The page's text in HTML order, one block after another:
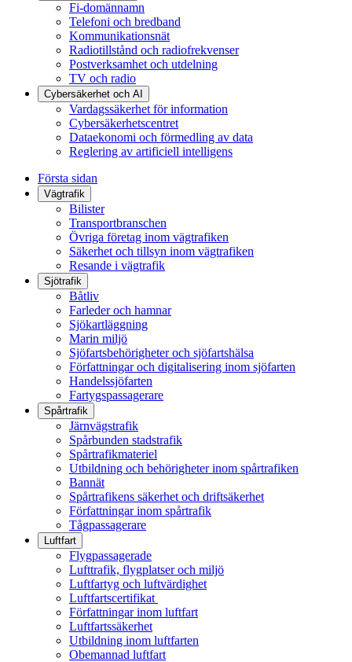
Fi-domännamn
Telefoni och bredband
Kommunikationsnät
Radiotillstånd och radiofrekvenser
Postverksamhet och utdelning
TV och radio
Cybersäkerhet och AI
Vardagssäkerhet för information
Cybersäkerhetscentret
Dataekonomi och förmedling av data
Reglering av artificiell intelligens
Första sidan
Vägtrafik
Bilister
Transportbranschen
Övriga företag inom vägtrafiken
Säkerhet och tillsyn inom vägtrafiken
Resande i vägtrafik
Sjötrafik
Båtliv
Farleder och hamnar
Sjökartläggning
Marin miljö
Sjöfartsbehörigheter och sjöfartshälsa
Författningar och digitalisering inom sjöfarten
Handelssjöfarten
Fartygspassagerare
Spårtrafik
Järnvägstrafik
Spårbunden stadstrafik
Spårtrafikmateriel
Utbildning och behörigheter inom spårtrafiken
Bannät
Spårtrafikens säkerhet och driftsäkerhet
Författningar inom spårtrafik
Tågpassagerare
Luftfart
Flygpassagerade
Lufttrafik, flygplatser och miljö
Luftfartyg och luftvärdighet
Luftfartscertifikat
Författningar inom luftfart
Luftfartssäkerhet
Utbildning inom luftfarten
Obemannad luftfart